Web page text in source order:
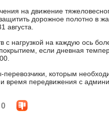
на движение
дорожное полотно в
августа.
с нагрузкой на каждую ось
если дневная
которым
время передвижения с
0